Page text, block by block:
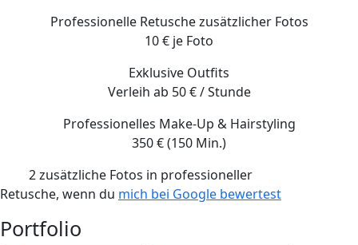
Professionelle Retusche zusätzlicher Fotos
10 € je Foto
Exklusive Outfits
Verleih ab 50 € / Stunde
Professionelles Make-Up & Hairstyling
350 € (150 Min.)
2 zusätzliche Fotos in professioneller
Retusche, wenn du mich bei Google bewertest
Portfolio